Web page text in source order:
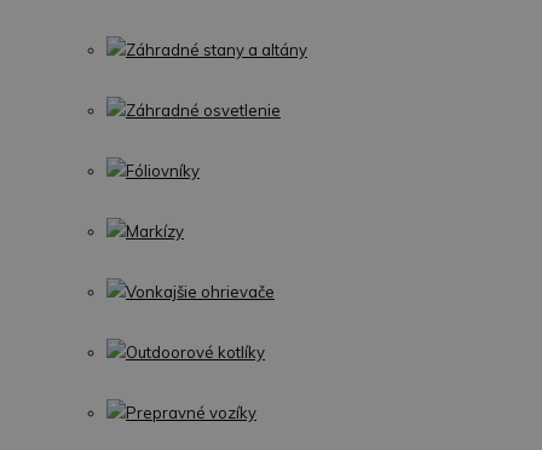
Záhradné stany a altány
Záhradné osvetlenie
Fóliovníky
Markízy
Vonkajšie ohrievače
Outdoorové kotlíky
Prepravné vozíky